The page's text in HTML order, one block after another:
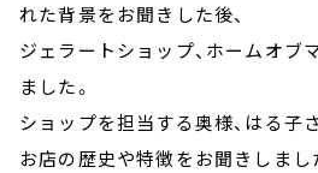
れた背景をお聞きした後、
ジェラートショップ、ホームオブ
ました。
ショップを担当する奥様、はる子
お店の歴史や特徴をお聞きしまし